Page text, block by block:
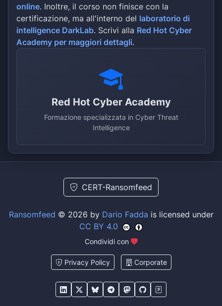
online. Inoltre, il corso non finisce con la
certificazione, ma all'interno del laboratorio di
intelligence DarkLab. Scrivi alla Red Hot Cyber
Academy per maggiori dettagli.
Red Hot Cyber Academy
Formazione specializzata in Cyber Threat
Intelligence
CERT-Ransomfeed
Ransomfeed © 2026 by Dario Fadda is licensed under
CC BY 4.0
Condividi con
Privacy Policy Corporate